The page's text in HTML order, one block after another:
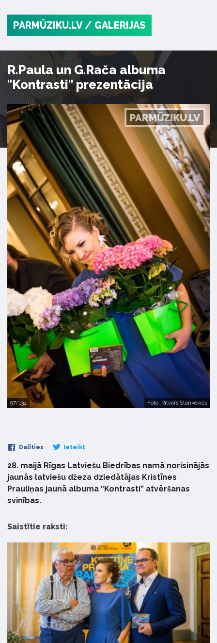
PARMŪZIKU.LV / GALERIJAS
R.Paula un G.Rača albuma
"Kontrasti" prezentācija
97/134 Foto: Ritvars Stankevičs
Dalīties Ieteikt
28. maijā Rīgas Latviešu Biedrības namā norisinājās
jaunās latviešu džeza dziedātājas Kristīnes
Prauliņas jaunā albuma “Kontrasti” atvēršanas
svinības.
Saistītie raksti: